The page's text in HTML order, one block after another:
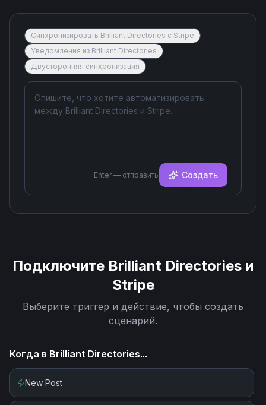
Синхронизировать Brilliant Directories с Stripe
Уведомления из Brilliant Directories
Двусторонняя синхронизация
Enter — отправить Создать
Подключите Brilliant Directories и
Stripe
Выберите триггер и действие, чтобы создать
сценарий.
Когда в Brilliant Directories...
New Post